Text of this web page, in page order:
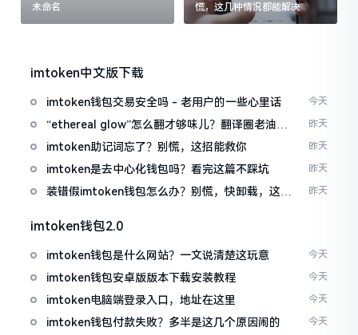
未命名
慌，这几种情况都能解决
imtoken中文版下载
imtoken钱包交易安全吗 - 老用户的一些心里话 今天
“ethereal glow”怎么翻才够味儿？翻译圈老油条
的私房话
昨天
imtoken助记词忘了？别慌，这招能救你 昨天
imtoken是去中心化钱包吗？看完这篇不踩坑 昨天
装错假imtoken钱包怎么办？别慌，快卸载，这几
昨天
imtoken钱包2.0
imtoken钱包是什么网站？一文说清楚这玩意 今天
imtoken钱包安卓版版本下载安装教程 今天
imtoken电脑端登录入口，地址在这里 今天
imtoken钱包付款失败？多半是这几个原因闹的 今天